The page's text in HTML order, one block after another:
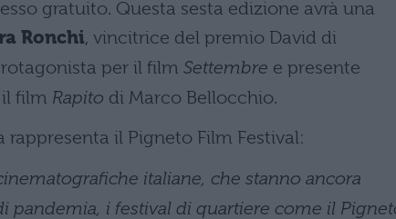
gratuito. Questa sesta edizione avrà una
Ronchi, vincitrice del premio David di
per il film Settembre e presente
film Rapito di Marco Bellocchio.
rappresenta il Pigneto Film Festival:
italiane, che stanno ancora
pandemia, i festival di quartiere come il